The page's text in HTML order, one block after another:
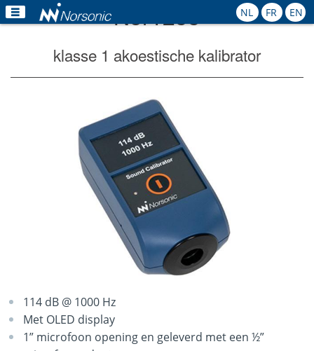
NL FR EN
Producten
Toepassingen
Kalibratie
Verhuur
Nieuws
Contact
Nor1255
klasse 1 akoestische kalibrator
114 dB @ 1000 Hz
Met OLED display
1” microfoon opening en geleverd met een ½”